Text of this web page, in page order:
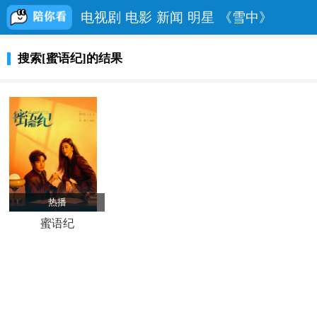
电视剧 电影 新闻 明星 《雪中》
搜索[蜜语纪]的结果
热播
蜜语纪